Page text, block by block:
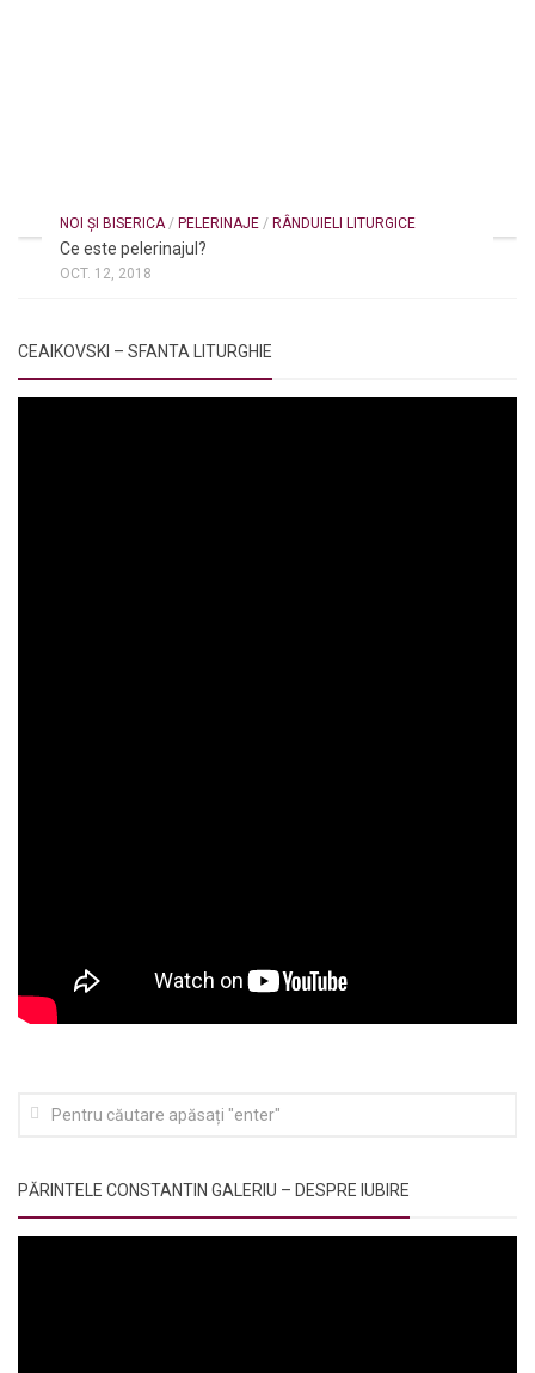
NOI ȘI BISERICA/ PELERINAJE / RÂNDUIELI LITURGICE
Ce este pelerinajul?
OCT. 12, 2018
CEAIKOVSKI – SFANTA LITURGHIE
PĂRINTELE CONSTANTIN GALERIU – DESPRE IUBIRE